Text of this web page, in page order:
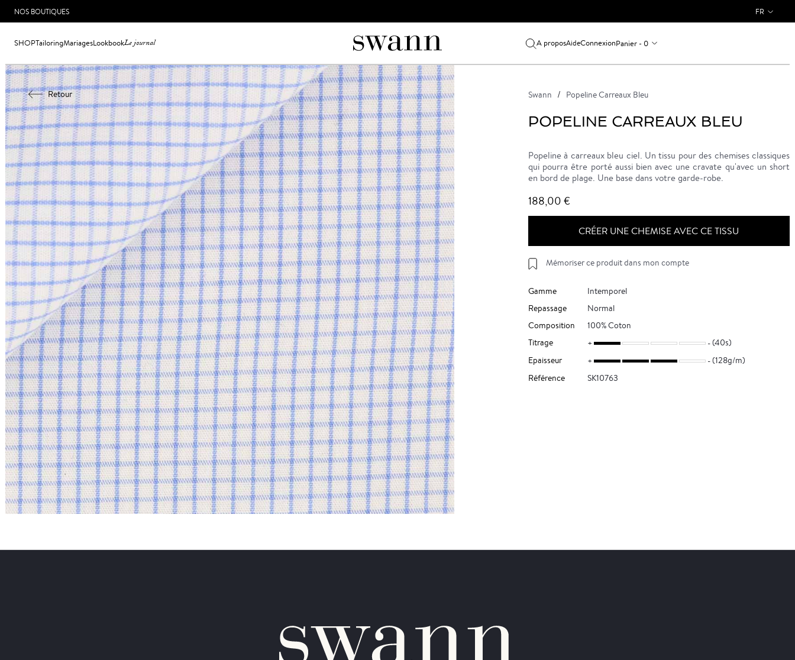
NOS BOUTIQUES FR
SHOPTailoringMariagesLookbookLe journal A proposAideConnexionPanier - 0
Retour Swann Popeline Carreaux Bleu
POPELINE CARREAUX BLEU
Popeline à carreaux bleu ciel. Un tissu pour des chemises classiques
qui pourra être porté aussi bien avec une cravate qu'avec un short
en bord de plage. Une base dans votre garde-robe.
188,00 €
CRÉER UNE CHEMISE AVEC CE TISSU
Mémoriser ce produit dans mon compte
Gamme
Intemporel
Repassage
Normal
Composition
100% Coton
Titrage
(40s)
Epaisseur
(128g/m)
Référence
SK10763